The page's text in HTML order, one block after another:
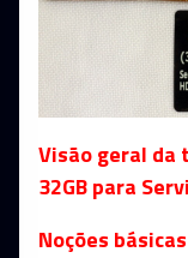
Visão geral da
32GB para
Noções